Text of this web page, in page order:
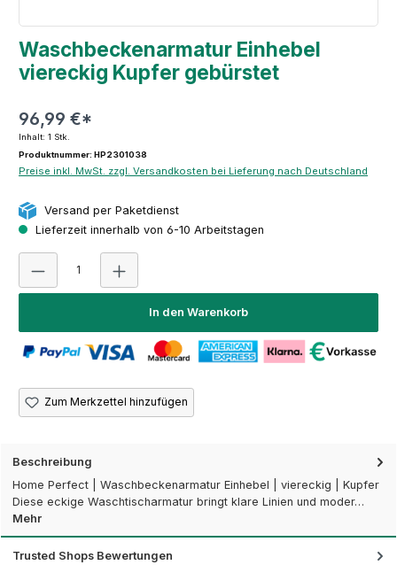
Waschbeckenarmatur Einhebel
viereckig Kupfer gebürstet
96,99 €*
Inhalt: 1 Stk.
Produktnummer: HP2301038
Preise inkl. MwSt. zzgl. Versandkosten bei Lieferung nach Deutschland
Versand per Paketdienst
Lieferzeit innerhalb von 6-10 Arbeitstagen
In den Warenkorb
Zum Merkzettel hinzufügen
Beschreibung
Home Perfect | Waschbeckenarmatur Einhebel | viereckig | Kupfer
Diese eckige Waschtischarmatur bringt klare Linien und moder…
Mehr
Trusted Shops Bewertungen